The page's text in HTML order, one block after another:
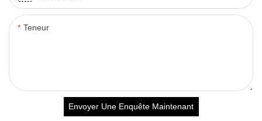
Teneur
Envoyer Une Enquête Maintenant